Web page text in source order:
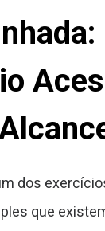
dos
que